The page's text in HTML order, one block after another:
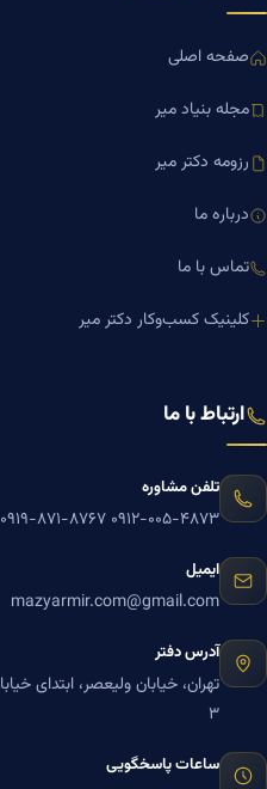
صفحه اصلی
مجله بنیاد میر
رزومه دکتر میر
درباره ما
تماس با ما
کلینیک کسب‌وکار دکتر میر
ارتباط با ما
تلفن مشاوره
۰۹۱۲-۰۰۵-۴۸۷۳ ۰۹۱۹-۸۷۱-۸۷۶۷
ایمیل
mazyarmir.com@gmail.com
آدرس دفتر
۳
ساعات پاسخگویی